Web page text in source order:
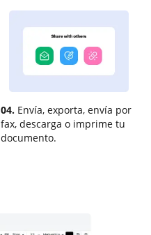
04. Envía, exporta, envía por
fax, descarga o imprime tu
documento.